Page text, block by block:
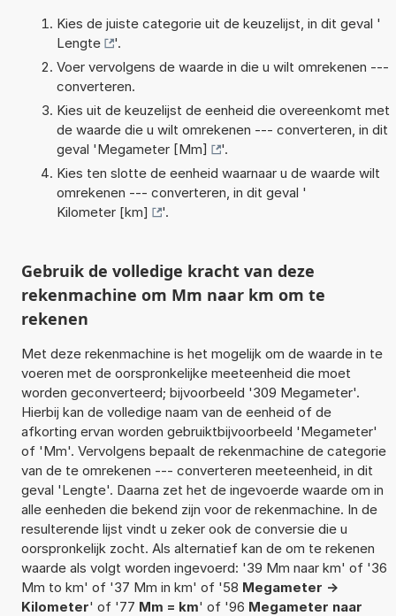
Kies de juiste categorie uit de keuzelijst, in dit geval '
Lengte
'.
Voer vervolgens de waarde in die u wilt omrekenen ---
converteren.
Kies uit de keuzelijst de eenheid die overeenkomt met
de waarde die u wilt omrekenen --- converteren, in dit
geval 'Megameter [Mm]
'.
Kies ten slotte de eenheid waarnaar u de waarde wilt
omrekenen --- converteren, in dit geval '
Kilometer [km]
'.
Gebruik de volledige kracht van deze
rekenmachine om Mm naar km om te
rekenen
Met deze rekenmachine is het mogelijk om de waarde in te
voeren met de oorspronkelijke meeteenheid die moet
worden geconverteerd; bijvoorbeeld '309 Megameter'.
Hierbij kan de volledige naam van de eenheid of de
afkorting ervan worden gebruiktbijvoorbeeld 'Megameter'
of 'Mm'. Vervolgens bepaalt de rekenmachine de categorie
van de te omrekenen --- converteren meeteenheid, in dit
geval 'Lengte'. Daarna zet het de ingevoerde waarde om in
alle eenheden die bekend zijn voor de rekenmachine. In de
resulterende lijst vindt u zeker ook de conversie die u
oorspronkelijk zocht. Als alternatief kan de om te rekenen
waarde als volgt worden ingevoerd: '39 Mm naar km' of '36
Mm to km' of '37 Mm in km' of '58 Megameter ->
Kilometer' of '77 Mm = km' of '96 Megameter naar